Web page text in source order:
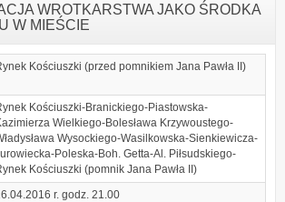
WROTKARSTWA JAKO ŚRODKA
W MIEŚCIE
Kościuszki (przed pomnikiem Jana Pawła II)
Kościuszki-Branickiego-Piastowska-
Wielkiego-Bolesława Krzywoustego-
Wysockiego-Wasilkowska-Sienkiewicza-
Poleska-Boh. Getta-Al. Piłsudskiego-
Kościuszki (pomnik Jana Pawła II)
r. godz. 21.00